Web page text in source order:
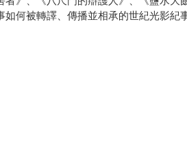
何被轉譯、傳播並相承的世紀光影紀